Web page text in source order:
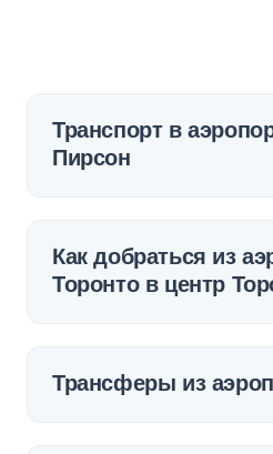
Транспорт в
Пирсон
Как добраться из
Торонто в центр
Трансферы из